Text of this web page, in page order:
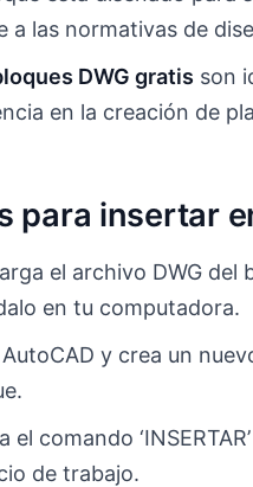
a las normativas de
DWG gratis son
en la creación de
para insertar
el archivo DWG
en tu computadora.
y crea un
el comando
de trabajo.